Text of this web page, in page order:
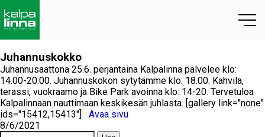
Juhannuskokko
Juhannusaattona 25.6. perjantaina Kalpalinna palvelee klo:
14.00-20.00. Juhannuskokon sytytämme klo: 18.00. Kahvila,
terassi, vuokraamo ja Bike Park avoinna klo: 14-20. Tervetuloa
Kalpalinnaan nauttimaan keskikesän juhlasta. [gallery link="none"
ids="15412,15413"] Avaa sivu
8/6/2021